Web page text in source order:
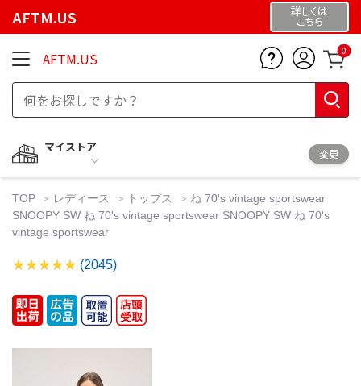
AFTM.US 詳しくは
こちら
AFTM.US 0
マイストア
変更
TOP レディース トップス
ね 70's vintage sportswear
SNOOPY SW ね 70's vintage sportswear SNOOPY SW ね 70's
vintage sportswear
(2045)